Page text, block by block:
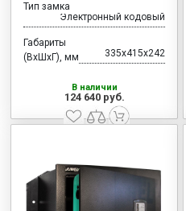
Тип замка
Электронный кодовый
Габариты
(ВхШхГ), мм
335x415x242
В наличии
124 640 руб.